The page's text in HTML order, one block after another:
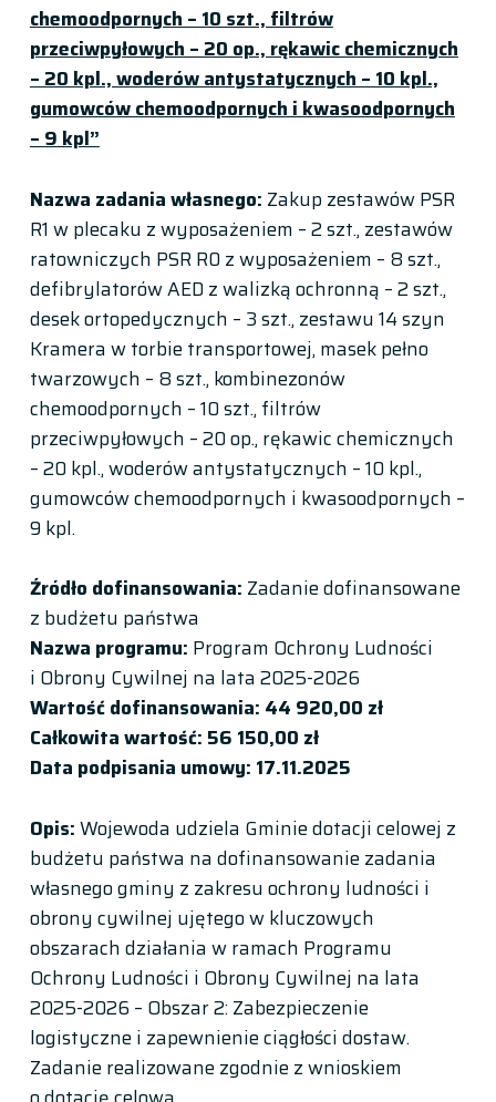
chemoodpornych – 10 szt., filtrów
przeciwpyłowych – 20 op., rękawic chemicznych
– 20 kpl., woderów antystatycznych – 10 kpl.,
gumowców chemoodpornych i kwasoodpornych
– 9 kpl”
Nazwa zadania własnego: Zakup zestawów PSR
R1 w plecaku z wyposażeniem – 2 szt., zestawów
ratowniczych PSR R0 z wyposażeniem – 8 szt.,
defibrylatorów AED z walizką ochronną – 2 szt.,
desek ortopedycznych – 3 szt., zestawu 14 szyn
Kramera w torbie transportowej, masek pełno
twarzowych – 8 szt., kombinezonów
chemoodpornych – 10 szt., filtrów
przeciwpyłowych – 20 op., rękawic chemicznych
– 20 kpl., woderów antystatycznych – 10 kpl.,
gumowców chemoodpornych i kwasoodpornych –
9 kpl.
Źródło dofinansowania: Zadanie dofinansowane
z budżetu państwa
Nazwa programu: Program Ochrony Ludności
i Obrony Cywilnej na lata 2025-2026
Wartość dofinansowania: 44 920,00 zł
Całkowita wartość: 56 150,00 zł
Data podpisania umowy: 17.11.2025
Opis:Wojewoda udziela Gminie dotacji celowej z
budżetu państwa na dofinansowanie zadania
własnego gminy z zakresu ochrony ludności i
obrony cywilnej ujętego w kluczowych
obszarach działania w ramach Programu
Ochrony Ludności i Obrony Cywilnej na lata
2025-2026 – Obszar 2: Zabezpieczenie
logistyczne i zapewnienie ciągłości dostaw.
Zadanie realizowane zgodnie z wnioskiem